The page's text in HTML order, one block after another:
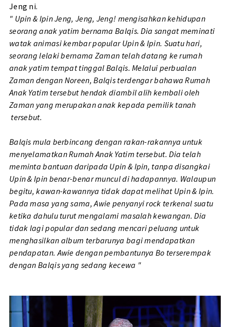
Jeng ni.
" Upin & Ipin Jeng, Jeng, Jeng! mengisahkan kehidupan
seorang anak yatim bernama Balqis. Dia sangat meminati
watak animasi kembar popular Upin & Ipin. Suatu hari,
seorang lelaki bernama Zaman telah datang ke rumah
anak yatim tempat tinggal Balqis. Melalui perbualan
Zaman dengan Noreen, Balqis terdengar bahawa Rumah
Anak Yatim tersebut hendak diambil alih kembali oleh
Zaman yang merupakan anak kepada pemilik tanah
tersebut.
Balqis mula berbincang dengan rakan-rakannya untuk
menyelamatkan Rumah Anak Yatim tersebut. Dia telah
meminta bantuan daripada Upin & Ipin, tanpa disangkai
Upin & Ipin benar-benar muncul di hadapannya. Walaupun
begitu, kawan-kawannya tidak dapat melihat Upin & Ipin.
Pada masa yang sama, Awie penyanyi rock terkenal suatu
ketika dahulu turut mengalami masalah kewangan. Dia
tidak lagi popular dan sedang mencari peluang untuk
menghasilkan album terbarunya bagi mendapatkan
pendapatan.Awie dengan pembantunya Bo terserempak
dengan Balqis yang sedang kecewa "